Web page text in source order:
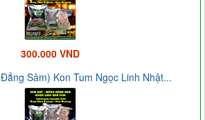
300.000 VND
Sâm) Kon Tum Ngọc Linh Nhật...